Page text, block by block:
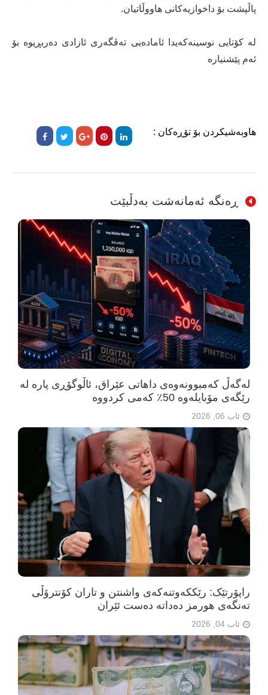
پاڵپشت بۆ داخوازیەکانی ھاووڵاتیان.
لە كۆتایی نوسینەكەیدا ئامادەیی تەڤگەری ئازادی دەربڕیوە بۆ
ئەم پێشنیارە
هاوبەشیکردن بۆ تۆڕەکان :
ڕەنگە ئەمانەشت بەدڵبێت
لەگەڵ کەمبوونەوەی داهاتی عێراق، ئاڵوگۆڕی پارە لە
رێگەی مۆبایلەوە 50٪ کەمی کردووە
ئاب 06, 2026
راپۆرتێک: رێککەوتنەکەی واشنتن و تاران کۆنترۆڵی
تەنگەی هورمز دەداتە دەست ئێران
ئاب 04, 2026